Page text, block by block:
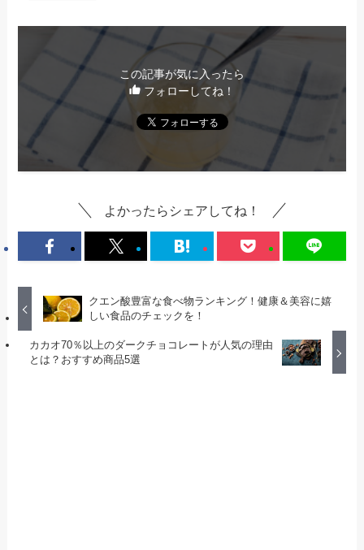
この記事が気に入ったら
フォローしてね！
よかったらシェアしてね！
クエン酸豊富な食べ物ランキング！健康＆美容に嬉
しい食品のチェックを！
カカオ70％以上のダークチョコレートが人気の理由
とは？おすすめ商品5選